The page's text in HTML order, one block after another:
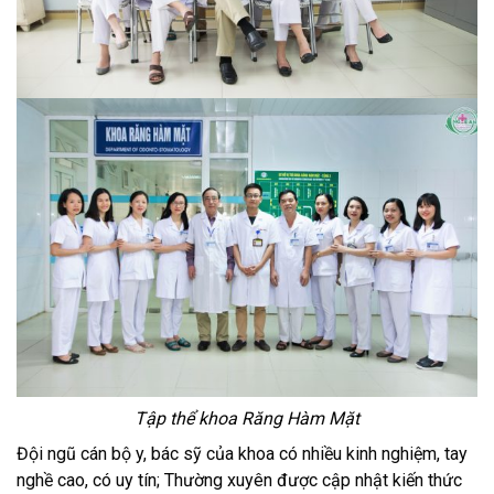
Tập thể khoa Răng Hàm Mặt
Đội ngũ cán bộ y, bác sỹ của khoa có nhiều kinh nghiệm, tay
nghề cao, có uy tín; Thường xuyên được cập nhật kiến thức